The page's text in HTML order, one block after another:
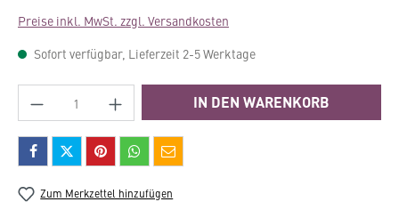
Preise inkl. MwSt. zzgl. Versandkosten
Sofort verfügbar, Lieferzeit 2-5 Werktage
Produkt Anzahl: Gib den gewünschten
IN DEN WARENKORB
Zum Merkzettel hinzufügen